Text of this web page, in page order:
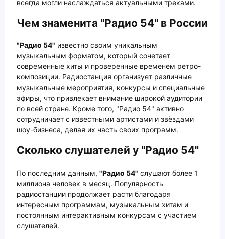
всегда могли наслаждаться актуальными треками.
Чем знаменита "Радио 54" в России
"Радио 54" известно своим уникальным
музыкальным форматом, который сочетает
современные хиты и проверенные временем ретро-
композиции. Радиостанция организует различные
музыкальные мероприятия, конкурсы и специальные
эфиры, что привлекает внимание широкой аудитории
по всей стране. Кроме того, "Радио 54" активно
сотрудничает с известными артистами и звёздами
шоу-бизнеса, делая их часть своих программ.
Сколько слушателей у "Радио 54"
По последним данным, "Радио 54" слушают более 1
миллиона человек в месяц. Популярность
радиостанции продолжает расти благодаря
интересным программам, музыкальным хитам и
постоянным интерактивным конкурсам с участием
слушателей.